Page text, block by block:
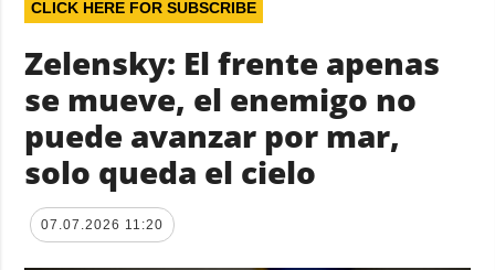
CLICK HERE FOR SUBSCRIBE
Zelensky: El frente apenas
se mueve, el enemigo no
puede avanzar por mar,
solo queda el cielo
07.07.2026 11:20